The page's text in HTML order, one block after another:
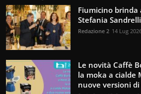
Fiumicino brinda
Stefania
Redazione 2 14 Lug
Le novità Caffè
la moka a cialde
nuove versioni